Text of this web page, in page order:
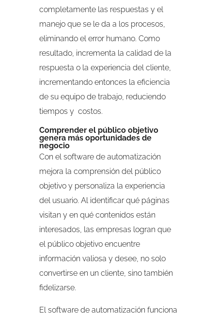
completamente las respuestas y el
manejo que se le da a los procesos,
eliminando el error humano. Como
resultado, incrementa la calidad de la
respuesta o la experiencia del cliente,
incrementando entonces la eficiencia
de su equipo de trabajo, reduciendo
tiempos y costos.
Comprender el público objetivo
genera más oportunidades de
negocio
Con el software de automatización
mejora la comprensión del público
objetivo y personaliza la experiencia
del usuario. Al identificar qué páginas
visitan y en qué contenidos están
interesados, las empresas logran que
el público objetivo encuentre
información valiosa y desee, no solo
convertirse en un cliente, sino también
fidelizarse.
El software de automatización funciona